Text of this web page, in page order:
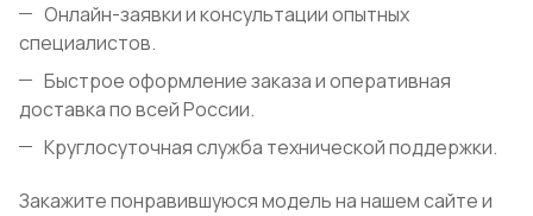
Онлайн-заявки и консультации опытных
специалистов.
Быстрое оформление заказа и оперативная
доставка по всей России.
Круглосуточная служба технической поддержки.
Закажите понравившуюся модель на нашем сайте и